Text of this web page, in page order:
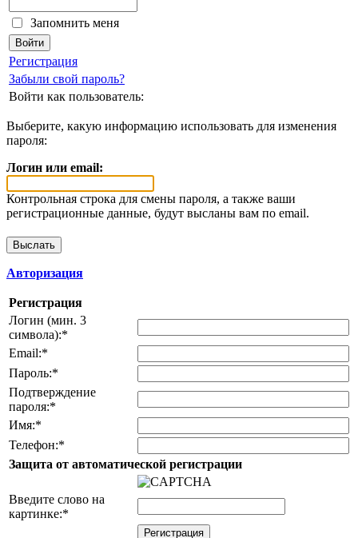
Запомнить меня
Регистрация
Забыли свой пароль?
Войти как пользователь:
Выберите, какую информацию использовать для изменения
пароля:
Логин или email:
Контрольная строка для смены пароля, а также ваши
регистрационные данные, будут высланы вам по email.
Авторизация
Регистрация
Логин (мин. 3
символа):*
Email:*
Пароль:*
Подтверждение
пароля:*
Имя:*
Телефон:*
Защита от автоматической регистрации
Введите слово на
картинке:*